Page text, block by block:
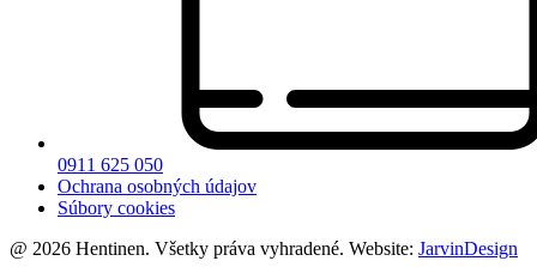
0911 625 050
Ochrana osobných údajov
Súbory cookies
@ 2026 Hentinen. Všetky práva vyhradené. Website: JarvinDesign